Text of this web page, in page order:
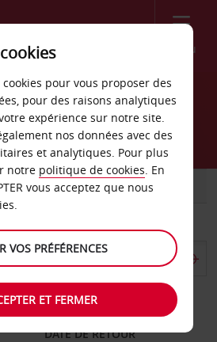
Menu
voiture Pise
UTILITAIRE
agence de retour
DATE DE RETOUR
pour vous proposer des
pour des raisons analytiques
expérience sur notre site.
nos données avec des
et analytiques. Pour plus
notre politique de cookies. En
vous acceptez que nous
VOS PRÉFÉRENCES
ET FERMER